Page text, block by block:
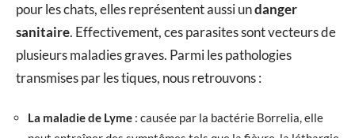
pour les chats, elles représentent aussi undanger
sanitaire. Effectivement, ces parasites sont vecteurs de
plusieurs maladies graves. Parmi les pathologies
transmises par les tiques, nous retrouvons :
La maladie de Lyme : causée par la bactérie Borrelia, elle